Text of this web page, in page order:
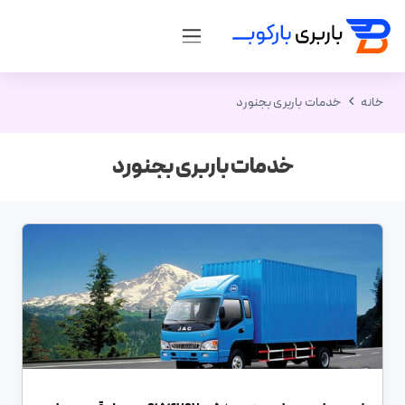
خانه خدمات باربری بجنورد
خدمات باربری بجنورد